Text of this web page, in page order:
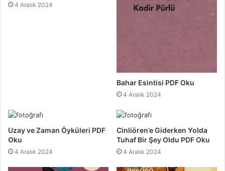
4 Aralık 2024
Bahar Esintisi PDF Oku
4 Aralık 2024
Uzay ve Zaman Öyküleri PDF
Oku
4 Aralık 2024
Cinliören’e Giderken Yolda
Tuhaf Bir Şey Oldu PDF Oku
4 Aralık 2024